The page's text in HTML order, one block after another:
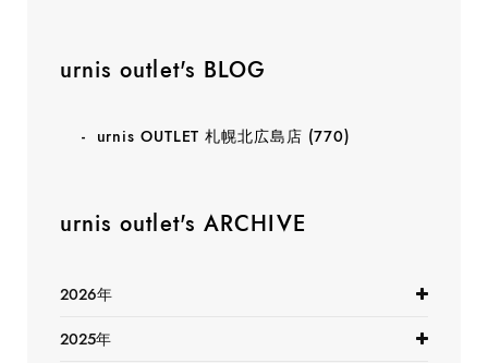
urnis outlet's BLOG
urnis OUTLET 札幌北広島店 (770)
urnis outlet's ARCHIVE
2026年
2025年